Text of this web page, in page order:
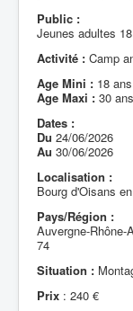
Public :
Jeunes adultes
Activité : Camp
Age Mini : 18 ans
Age Maxi : 30 ans
Dates :
Du 24/06/2026
Au 30/06/2026
Localisation :
Bourg d'Oisans
Pays/Région :
Auvergne-Rhône-
74
Situation :
Prix : 240 €